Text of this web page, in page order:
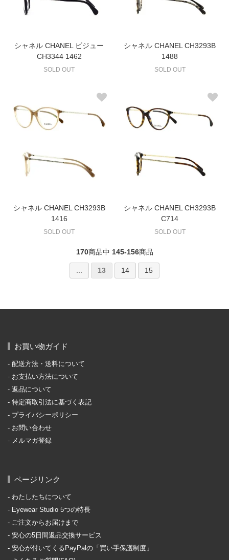
シャネル CHANEL ビジュー
CH3344 1462
SOLD OUT
シャネル CHANEL CH3293B
1488
SOLD OUT
シャネル CHANEL CH3293B
1416
SOLD OUT
シャネル CHANEL CH3293B
C714
SOLD OUT
170商品中 145-156商品
13 14 15
お買い物ガイド
配送方法・送料について
お支払い方法について
返品について
特定商取引法に基づく表記
プライバシーポリシー
お問い合わせ
メルマガ登録
ページリンク
わたしたちについて
Eyewear Studio 5つの特長
ご注文からお届けまで
安心の5日間返品交換サービス
安心が付いてくるPayPalの「買い手保護制度」